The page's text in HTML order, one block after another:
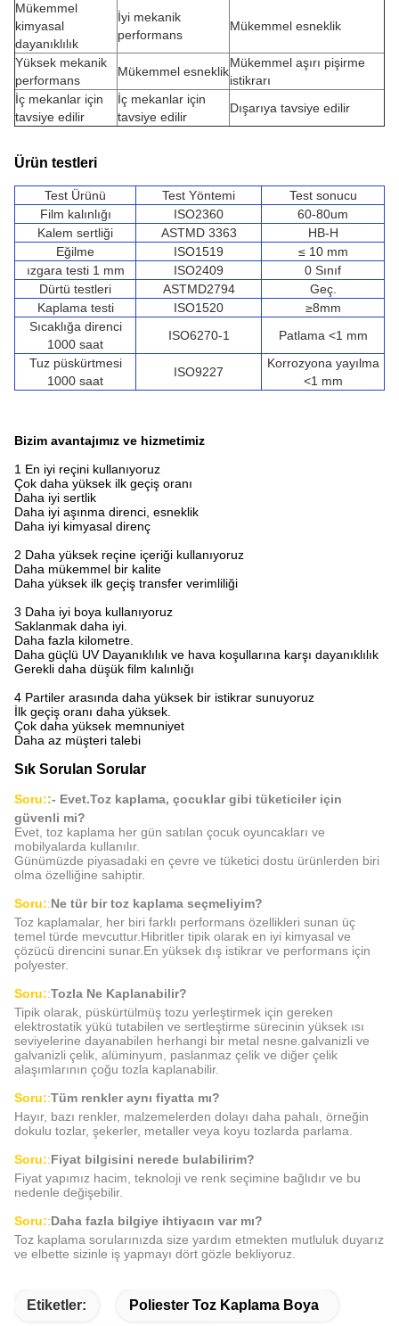
Mükemmel
kimyasal
dayanıklılık
İyi mekanik
performans
Mükemmel esneklik
Yüksek mekanik
performans
Mükemmel esneklik
Mükemmel aşırı pişirme
istikrarı
İç mekanlar için
tavsiye edilir
İç mekanlar için
tavsiye edilir
Dışarıya tavsiye edilir
Ürün testleri
Test Ürünü Test Yöntemi
Test sonucu
Film kalınlığı
ISO2360
60-80um
Kalem sertliği
ASTMD 3363
HB-H
Eğilme
ISO1519
≤ 10 mm
ızgara testi 1 mm
ISO2409
0 Sınıf
Dürtü testleri
ASTMD2794
Geç.
Kaplama testi
ISO1520
≥8mm
Sıcaklığa direnci
1000 saat
ISO6270-1
Patlama <1 mm
Tuz püskürtmesi
1000 saat
ISO9227
Korrozyona yayılma
<1 mm
Bizim avantajımız ve hizmetimiz
1 En iyi reçini kullanıyoruz
Çok daha yüksek ilk geçiş oranı
Daha iyi sertlik
Daha iyi aşınma direnci, esneklik
Daha iyi kimyasal direnç
2 Daha yüksek reçine içeriği kullanıyoruz
Daha mükemmel bir kalite
Daha yüksek ilk geçiş transfer verimliliği
3 Daha iyi boya kullanıyoruz
Saklanmak daha iyi.
Daha fazla kilometre.
Daha güçlü UV Dayanıklılık ve hava koşullarına karşı dayanıklılık
Gerekli daha düşük film kalınlığı
4 Partiler arasında daha yüksek bir istikrar sunuyoruz
İlk geçiş oranı daha yüksek.
Çok daha yüksek memnuniyet
Daha az müşteri talebi
Sık Sorulan Sorular
Soru::- Evet.Toz kaplama, çocuklar gibi tüketiciler için
güvenli mi?
Evet, toz kaplama her gün satılan çocuk oyuncakları ve
mobilyalarda kullanılır.
Günümüzde piyasadaki en çevre ve tüketici dostu ürünlerden biri
olma özelliğine sahiptir.
Soru::Ne tür bir toz kaplama seçmeliyim?
Toz kaplamalar, her biri farklı performans özellikleri sunan üç
temel türde mevcuttur.Hibritler tipik olarak en iyi kimyasal ve
çözücü direncini sunar.En yüksek dış istikrar ve performans için
polyester.
Soru::Tozla Ne Kaplanabilir?
Tipik olarak, püskürtülmüş tozu yerleştirmek için gereken
elektrostatik yükü tutabilen ve sertleştirme sürecinin yüksek ısı
seviyelerine dayanabilen herhangi bir metal nesne.galvanizli ve
galvanizli çelik, alüminyum, paslanmaz çelik ve diğer çelik
alaşımlarının çoğu tozla kaplanabilir.
Soru::Tüm renkler aynı fiyatta mı?
Hayır, bazı renkler, malzemelerden dolayı daha pahalı, örneğin
dokulu tozlar, şekerler, metaller veya koyu tozlarda parlama.
Soru::Fiyat bilgisini nerede bulabilirim?
Fiyat yapımız hacim, teknoloji ve renk seçimine bağlıdır ve bu
nedenle değişebilir.
Soru::Daha fazla bilgiye ihtiyacın var mı?
Toz kaplama sorularınızda size yardım etmekten mutluluk duyarız
ve elbette sizinle iş yapmayı dört gözle bekliyoruz.
Etiketler: Poliester Toz Kaplama Boya